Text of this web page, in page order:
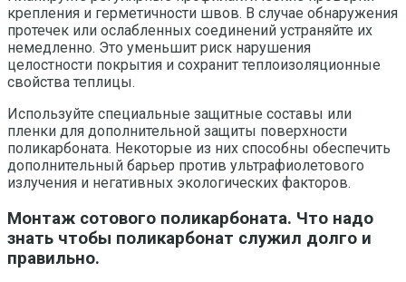
крепления и герметичности швов. В случае обнаружения
протечек или ослабленных соединений устраняйте их
немедленно. Это уменьшит риск нарушения
целостности покрытия и сохранит теплоизоляционные
свойства теплицы.
Используйте специальные защитные составы или
пленки для дополнительной защиты поверхности
поликарбоната. Некоторые из них способны обеспечить
дополнительный барьер против ультрафиолетового
излучения и негативных экологических факторов.
Монтаж сотового поликарбоната. Что надо
знать чтобы поликарбонат служил долго и
правильно.